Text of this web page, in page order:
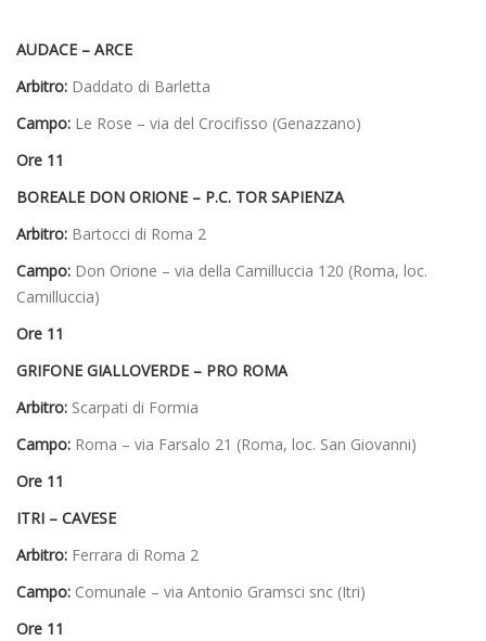
AUDACE – ARCE
Arbitro: Daddato di Barletta
Campo: Le Rose – via del Crocifisso (Genazzano)
Ore 11
BOREALE DON ORIONE – P.C. TOR SAPIENZA
Arbitro: Bartocci di Roma 2
Campo: Don Orione – via della Camilluccia 120 (Roma, loc.
Camilluccia)
Ore 11
GRIFONE GIALLOVERDE – PRO ROMA
Arbitro: Scarpati di Formia
Campo: Roma – via Farsalo 21 (Roma, loc. San Giovanni)
Ore 11
ITRI – CAVESE
Arbitro: Ferrara di Roma 2
Campo: Comunale – via Antonio Gramsci snc (Itri)
Ore 11